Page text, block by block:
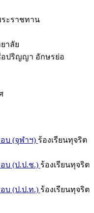
ระราชทาน
าลัย
ปริญญา อักษรย่อ
บ (จุฬาฯ) ร้องเรียนทุจริต
บ (ป.ป.ช.) ร้องเรียนทุจริต
บ (ป.ป.ท.) ร้องเรียนทุจริต